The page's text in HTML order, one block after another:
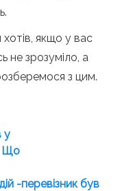
якщо у вас
не зрозуміло, а
з цим.
у
Що
-перевізник був